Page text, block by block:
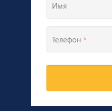
Имя
Телефон *